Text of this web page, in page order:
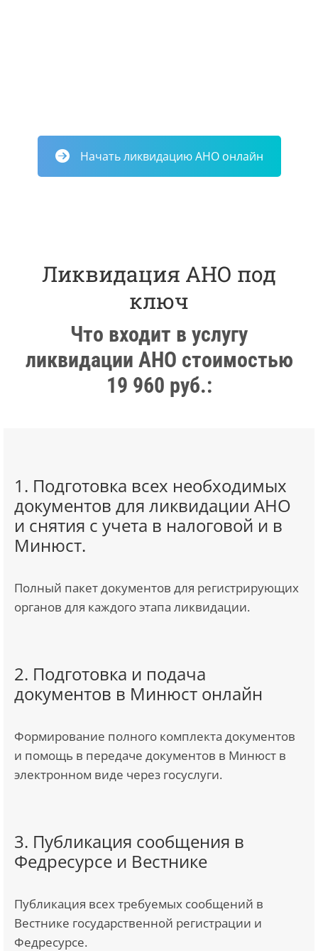
Начать ликвидацию АНО онлайн
Ликвидация АНО под
ключ
Что входит в услугу
ликвидации АНО стоимостью
19 960 руб.:
1. Подготовка всех необходимых
документов для ликвидации АНО
и снятия с учета в налоговой и в
Минюст.
Полный пакет документов для регистрирующих
органов для каждого этапа ликвидации.
2. Подготовка и подача
документов в Минюст онлайн
Формирование полного комплекта документов
и помощь в передаче документов в Минюст в
электронном виде через госуслуги.
3. Публикация сообщения в
Федресурсе и Вестнике
Публикация всех требуемых сообщений в
Вестнике государственной регистрации и
Федресурсе.